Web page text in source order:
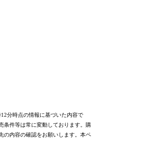
分時点の情報に基づいた内容で
条件等は常に変動しております。購
の内容の確認をお願いします。本ペ